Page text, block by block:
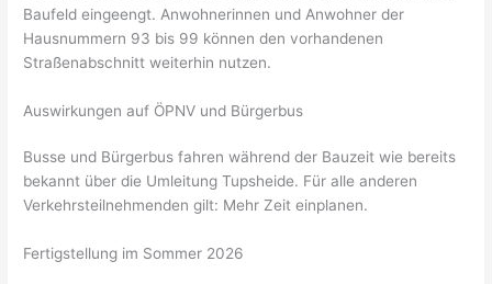
Baufeld eingeengt. Anwohnerinnen und Anwohner der
Hausnummern 93 bis 99 können den vorhandenen
Straßenabschnitt weiterhin nutzen.
Auswirkungen auf ÖPNV und Bürgerbus
Busse und Bürgerbus fahren während der Bauzeit wie bereits
bekannt über die Umleitung Tupsheide. Für alle anderen
Verkehrsteilnehmenden gilt: Mehr Zeit einplanen.
Fertigstellung im Sommer 2026